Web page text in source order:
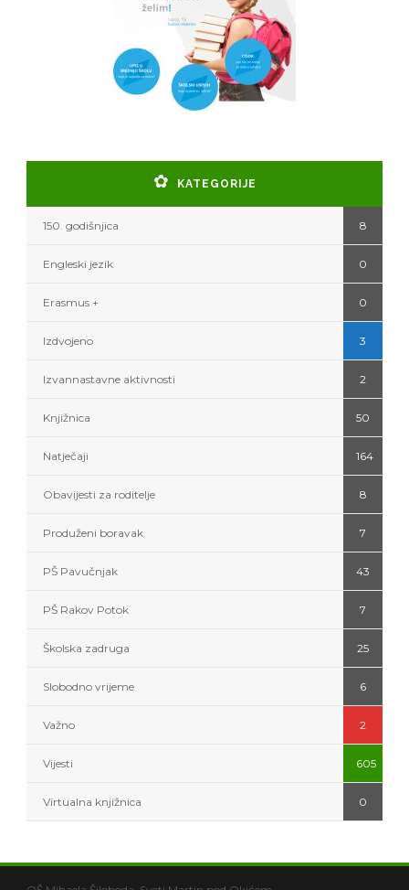
KATEGORIJE
150. godišnjica 8
Engleski jezik 0
Erasmus + 0
Izdvojeno 3
Izvannastavne aktivnosti 2
Knjižnica 50
Natječaji 164
Obavijesti za roditelje 8
Produženi boravak 7
PŠ Pavučnjak 43
PŠ Rakov Potok 7
Školska zadruga 25
Slobodno vrijeme 6
Važno 2
Vijesti 605
Virtualna knjižnica 0